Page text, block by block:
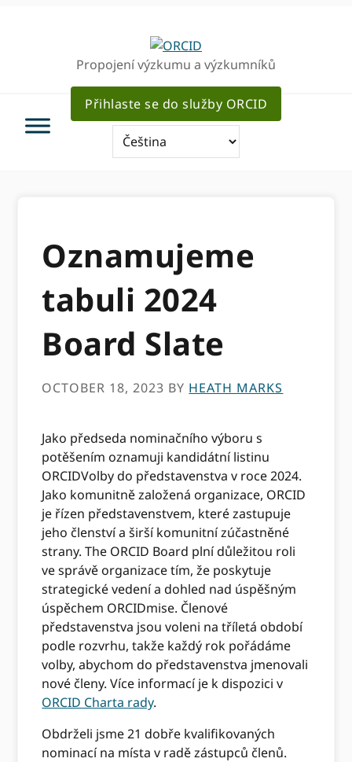
Propojení výzkumu a výzkumníků
Přihlaste se do služby ORCID
Oznamujeme
tabuli 2024
Board Slate
OCTOBER 18, 2023 BY HEATH MARKS
Jako předseda nominačního výboru s
potěšením oznamuji kandidátní listinu
ORCIDVolby do představenstva v roce 2024.
Jako komunitně založená organizace, ORCID
je řízen představenstvem, které zastupuje
jeho členství a širší komunitní zúčastněné
strany. The ORCID Board plní důležitou roli
ve správě organizace tím, že poskytuje
strategické vedení a dohled nad úspěšným
úspěchem ORCIDmise. Členové
představenstva jsou voleni na tříletá období
podle rozvrhu, takže každý rok pořádáme
volby, abychom do představenstva jmenovali
nové členy. Více informací je k dispozici v
ORCID Charta rady.
Obdrželi jsme 21 dobře kvalifikovaných
nominací na místa v radě zástupců členů.